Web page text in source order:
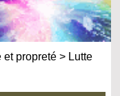
et propreté> Lutte